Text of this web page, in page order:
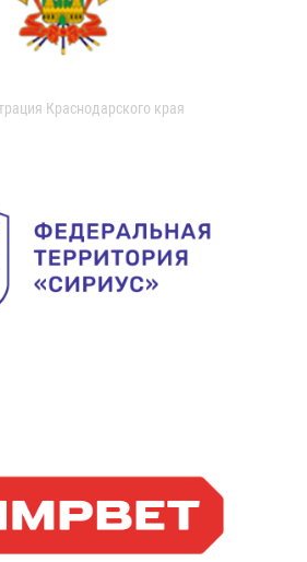
Краснодарского края